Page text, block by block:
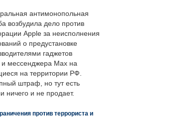
антимонопольная
возбудила дело против
Apple за неисполнения
о предустановке
гаджетов
мессенджера Max на
на территории РФ.
штраф, но тут есть
ничего и не продает.
против террориста и